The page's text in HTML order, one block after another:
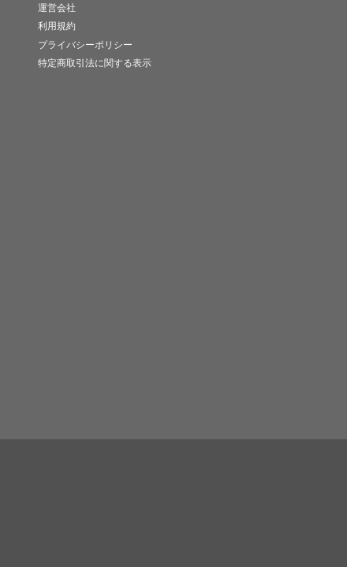
運営会社
利用規約
プライバシーポリシー
特定商取引法に関する表示